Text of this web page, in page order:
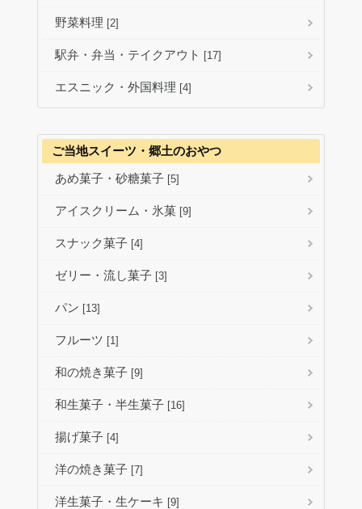
野菜料理 [2]
駅弁・弁当・テイクアウト [17]
エスニック・外国料理 [4]
ご当地スイーツ・郷土のおやつ
あめ菓子・砂糖菓子 [5]
アイスクリーム・氷菓 [9]
スナック菓子 [4]
ゼリー・流し菓子 [3]
パン [13]
フルーツ [1]
和の焼き菓子 [9]
和生菓子・半生菓子 [16]
揚げ菓子 [4]
洋の焼き菓子 [7]
洋生菓子・生ケーキ [9]